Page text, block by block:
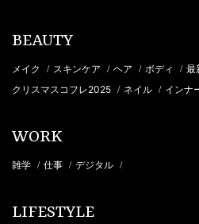
BEAUTY
メイク / スキンケア / ヘア / ボディ / 最
クリスマスコフレ2025 / ネイル / インナ
WORK
雑学 / 仕事 / デジタル /
LIFESTYLE